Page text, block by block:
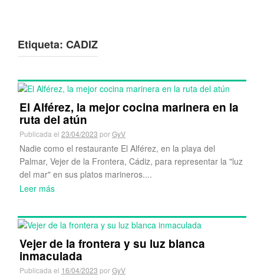
Etiqueta: CADIZ
El Alférez, la mejor cocina marinera en la
ruta del atún
Publicada el 23/04/2023 porGyV
Nadie como el restaurante El Alférez, en la playa del
Palmar, Vejer de la Frontera, Cádiz, para representar la "luz
del mar" en sus platos marineros....
Leer más
Vejer de la frontera y su luz blanca
inmaculada
Publicada el 16/04/2023 porGyV